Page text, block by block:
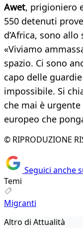
Awet, prigioniero
550 detenuti
d’Africa, sono allo
«Viviamo
spazio. Ci sono
capo delle
impossibile. Si
che mai è
europeo che
© RIPRODUZIONE
Seguici anche
Temi
Migranti
Altro di Attualità